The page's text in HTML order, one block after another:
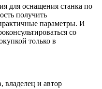
для оснащения станка по
получить
параметры. И
со
только в
и автор